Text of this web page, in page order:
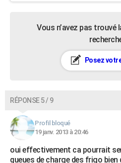
Vous n’avez pas trouvé
Posez
RÉPONSE 5 / 9
Profil bloqué
19 janv. 2013 à 20:46
oui effectivement ca pourrait
queues de charge des frigo